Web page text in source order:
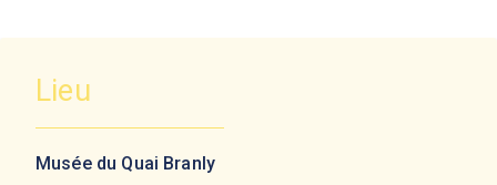
Lieu
Musée du Quai Branly